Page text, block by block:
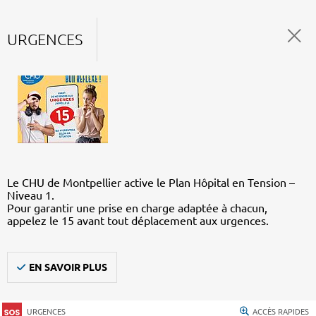
URGENCES
Le CHU de Montpellier active le Plan Hôpital en Tension –
Niveau 1.
Pour garantir une prise en charge adaptée à chacun,
appelez le 15 avant tout déplacement aux urgences.
EN SAVOIR PLUS
URGENCES ACCÈS RAPIDES